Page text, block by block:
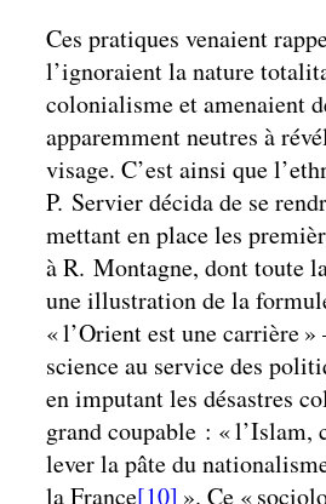
Ces pratiques venaient
l’ignoraient la nature
colonialisme et amenaient
apparemment neutres à
visage. C’est ainsi que
P. Servier décida de se
mettant en place les
à R. Montagne, dont toute
une illustration de la
« l’Orient est une carrière
science au service des
en imputant les désastres
grand coupable : «
lever la pâte du
la France[10] ». Ce «